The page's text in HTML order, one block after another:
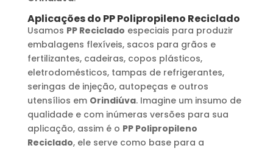
Aplicações do PP Polipropileno Reciclado
Usamos PP Reciclado especiais para produzir
embalagens flexíveis, sacos para grãos e
fertilizantes, cadeiras, copos plásticos,
eletrodomésticos, tampas de refrigerantes,
seringas de injeção, autopeças e outros
utensílios em Orindiúva. Imagine um insumo de
qualidade e com inúmeras versões para sua
aplicação, assim é o PP Polipropileno
Reciclado, ele serve como base para a